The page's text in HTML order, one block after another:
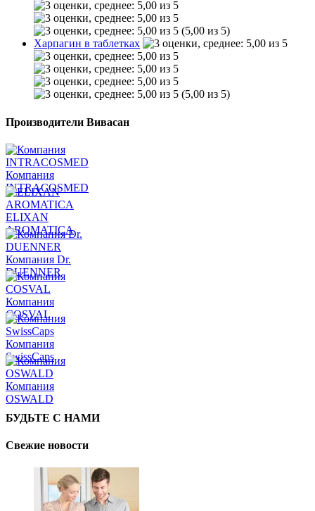
(5,00 из 5)
Харпагин в таблетках
(5,00 из 5)
Производители Вивасан
Компания
INTRACOSMED
ELIXAN
AROMATICA
Компания Dr.
DUENNER
Компания
COSVAL
Компания
SwissCaps
Компания
OSWALD
БУДЬТЕ С НАМИ
Свежие новости